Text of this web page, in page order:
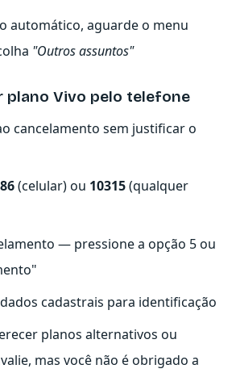
automático, aguarde o menu
"Outros assuntos"
plano Vivo pelo telefone
cancelamento sem justificar o
(celular) ou 10315(qualquer
— pressione a opção 5 ou
cadastrais para identificação
planos alternativos ou
mas você não é obrigado a